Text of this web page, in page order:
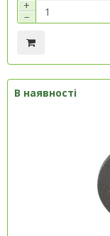
+
−
В наявності